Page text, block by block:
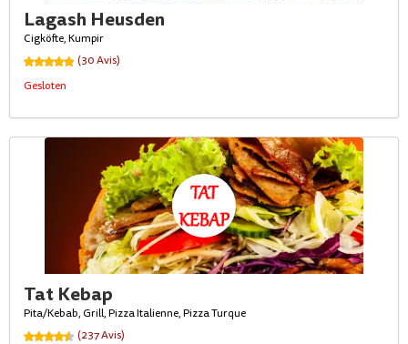
Lagash Heusden
Cigköfte, Kumpir
(30 Avis)
Gesloten
Tat Kebap
Pita/Kebab, Grill, Pizza Italienne, Pizza Turque
(237 Avis)